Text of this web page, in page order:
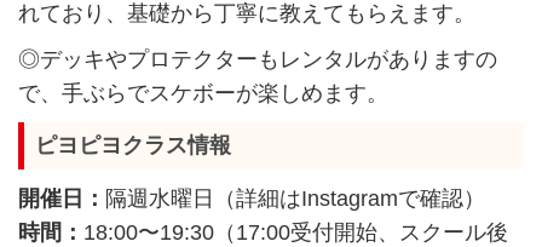
れており、基礎から丁寧に教えてもらえます。
◎デッキやプロテクターもレンタルがありますの
で、手ぶらでスケボーが楽しめます。
ピヨピヨクラス情報
開催日： 隔週水曜日（詳細はInstagramで確認）
時間： 18:00〜19:30（17:00受付開始、スクール後